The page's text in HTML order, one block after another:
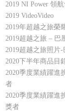
2019 NI Power 領
2019 VideoVideo
2019年超越之旅榮
2019超越之旅 – 巴
2019超越之旅照片-
2020下半年商品目
2020季度業績躍進
者
2020季度業績躍進
獎者